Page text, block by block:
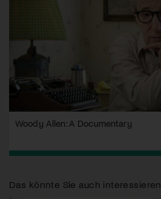
Woody Allen: A Documentary
Das könnte Sie auch interessieren